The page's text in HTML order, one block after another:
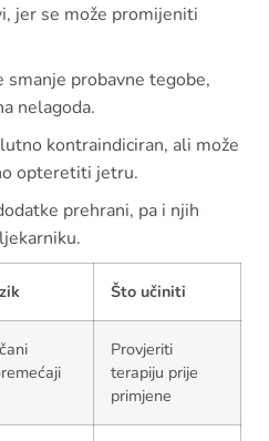
jer se može promijeniti
smanje probavne tegobe,
nelagoda.
kontraindiciran, ali može
opteretiti jetru.
prehrani, pa i njih
Što učiniti
Provjeriti
terapiju prije
primjene